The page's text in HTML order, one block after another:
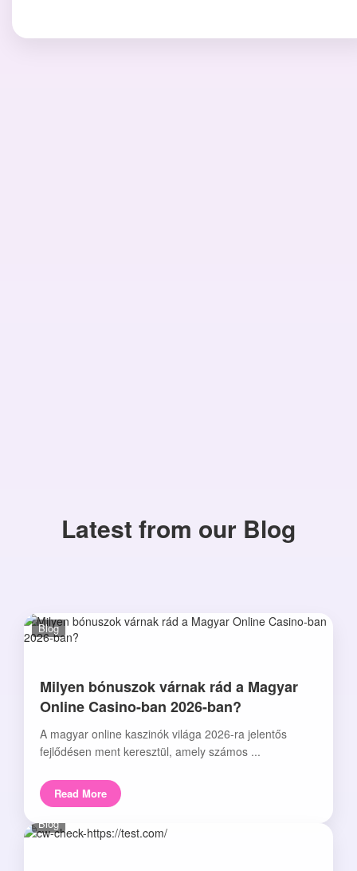
Latest from our Blog
Blog
Milyen bónuszok várnak rád a Magyar
Online Casino-ban 2026-ban?
A magyar online kaszinók világa 2026-ra jelentős
fejlődésen ment keresztül, amely számos ...
Read More
Blog